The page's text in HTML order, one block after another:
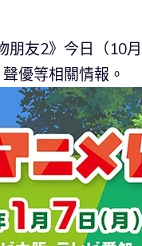
朋友2》今日（10
優等相關情報。